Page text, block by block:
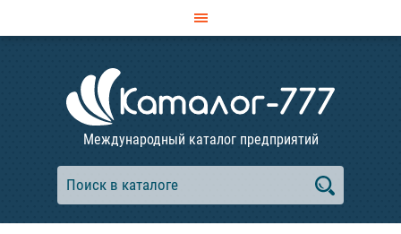
Международный каталог предприятий